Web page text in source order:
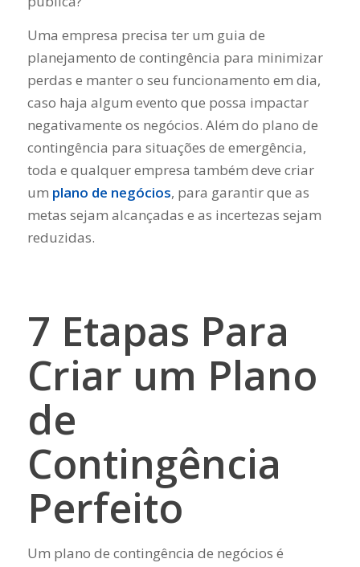
Uma empresa precisa ter um guia de
planejamento de contingência para minimizar
perdas e manter o seu funcionamento em dia,
caso haja algum evento que possa impactar
negativamente os negócios. Além do plano de
contingência para situações de emergência,
toda e qualquer empresa também deve criar
um plano de negócios, para garantir que as
metas sejam alcançadas e as incertezas sejam
reduzidas.
7 Etapas Para
Criar um Plano
de
Contingência
Perfeito
Um plano de contingência de negócios é